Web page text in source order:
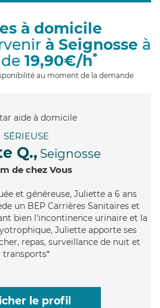
g
i
à domicile
à Seignosse à
19,90€/h*
au moment de la demande
SÉRIEUSE
Q., Seignosse
de chez Vous
et généreuse, Juliette a 6 ans
un BEP Carrières Sanitaires et
bien l'incontinence urinaire et la
Juliette apporte ses
repas, surveillance de nuit et
transports*
le profil